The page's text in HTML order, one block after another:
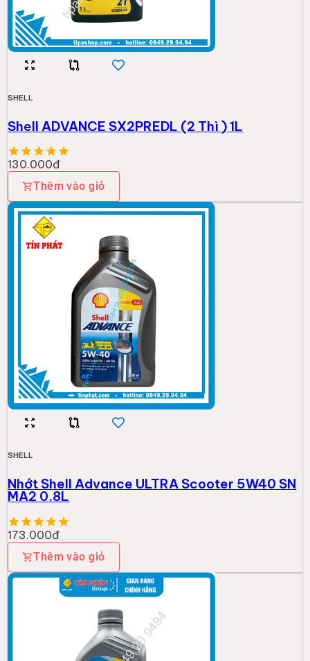
SHELL
Shell ADVANCE SX2PREDL (2 Thì ) 1L
130.000đ
Thêm vào giỏ
SHELL
Nhớt Shell Advance ULTRA Scooter 5W40 SN
MA2 0.8L
173.000đ
Thêm vào giỏ